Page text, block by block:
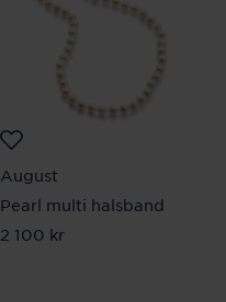
August
Pearl multi halsband
Pris:2 100 kr
2 100 kr